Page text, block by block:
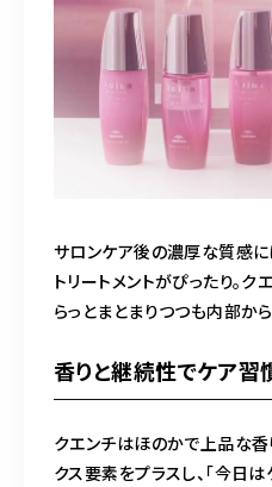
サロンケア後の濃厚な質感
トリートメントがぴったり。ク
らっとまとまりつつも内部か
香りと継続性でケア習
クエンチはほのかで上品な香
クス要素をプラスし、「今日